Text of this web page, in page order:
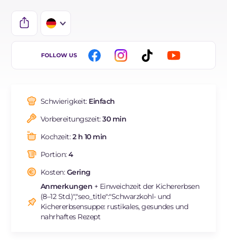
IT
FR
BR
NL
FOLLOW US
Schwierigkeit: Einfach
Vorbereitungszeit:30 min
Kochzeit:2 h 10 min
Portion:4
Kosten:Gering
Anmerkungen + Einweichzeit der Kichererbsen
(8–12 Std.)","seo_title":"Schwarzkohl- und
Kichererbsensuppe: rustikales, gesundes und
nahrhaftes Rezept